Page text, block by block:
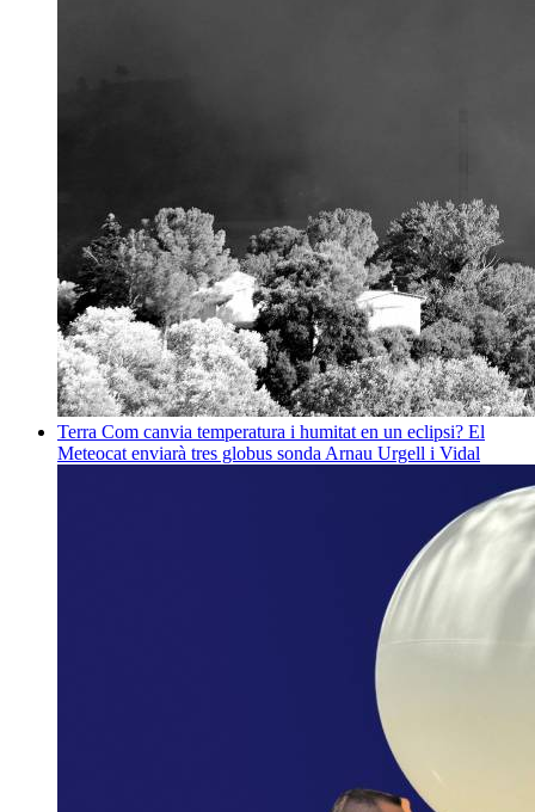
Terra Com canvia temperatura i humitat en un eclipsi? El
Meteocat enviarà tres globus sonda Arnau Urgell i Vidal